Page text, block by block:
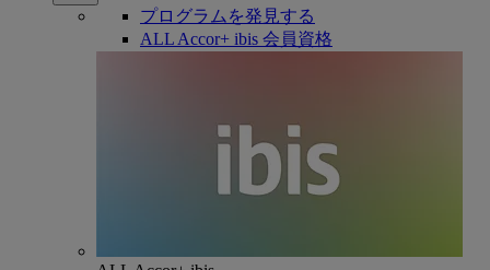
プログラムを発見する
ALL Accor+ ibis 会員資格